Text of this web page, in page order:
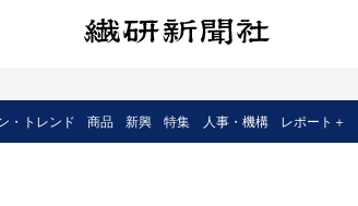
・トレンド 商品 新興 特集 人事・機構 レポート＋